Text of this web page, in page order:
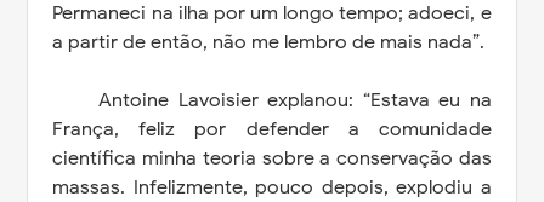
Permaneci na ilha por um longo tempo; adoeci, e
a partir de então, não me lembro de mais nada”.
Antoine Lavoisier explanou: “Estava eu na
França, feliz por defender a comunidade
científica minha teoria sobre a conservação das
massas. Infelizmente, pouco depois, explodiu a